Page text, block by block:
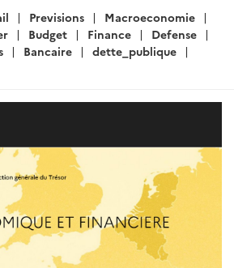
Previsions
Macroeconomie
Budget Finance
Defense
Bancaire
dette_publique